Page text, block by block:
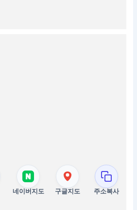
네이버지도 구글지도 주소복사